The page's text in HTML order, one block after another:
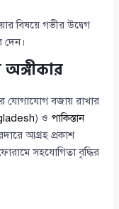
বিষয়ে গভীর উদ্বেগ
দেন।
অঙ্গীকার
যোগাযোগ বজায় রাখার
) ও পাকিস্তান
আগ্রহ প্রকাশ
সহযোগিতা বৃদ্ধির